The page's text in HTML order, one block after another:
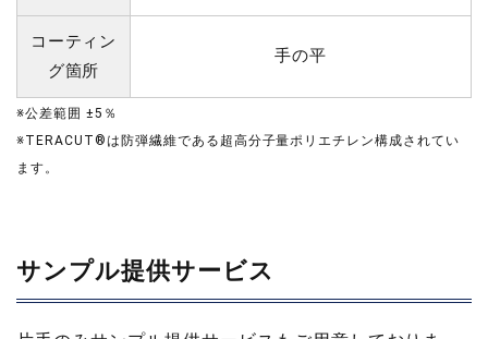
コーティン
グ箇所
手の平
※公差範囲 ±5％
※TERACUT®は防弾繊維である超高分子量ポリエチレン構成されてい
ます。
サンプル提供サービス